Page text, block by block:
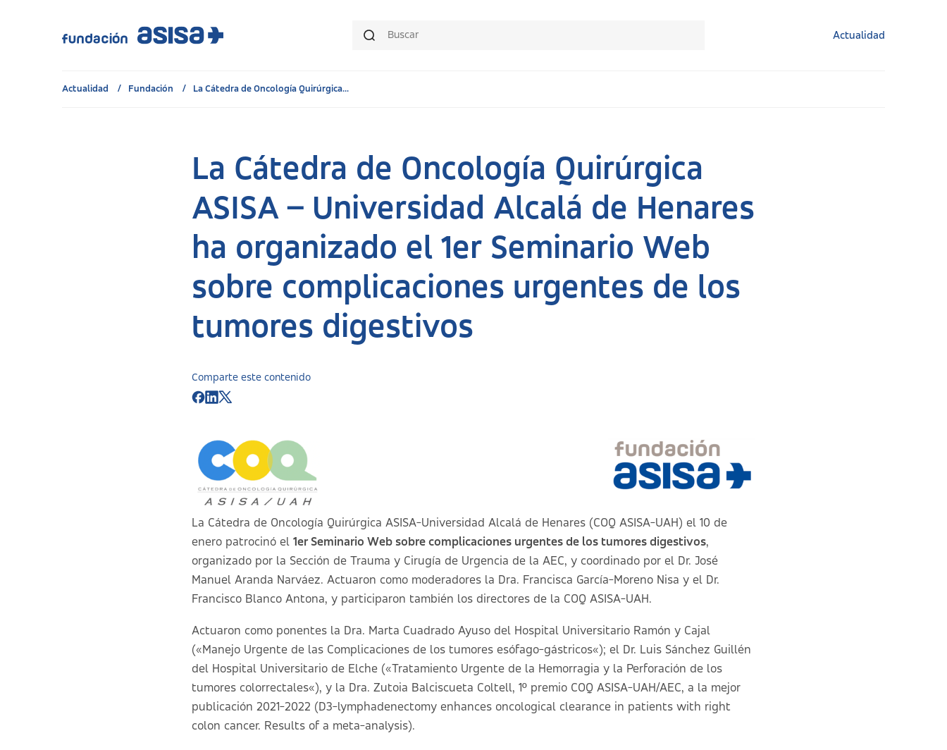
Actualidad
Actualidad Fundación La Cátedra de Oncología Quirúrgica...
La Cátedra de Oncología Quirúrgica
ASISA – Universidad Alcalá de Henares
ha organizado el 1er Seminario Web
sobre complicaciones urgentes de los
tumores digestivos
Comparte este contenido
La Cátedra de Oncología Quirúrgica ASISA-Universidad Alcalá de Henares (COQ ASISA-UAH) el 10 de
enero patrocinó el 1erSeminario Web sobre complicaciones urgentes de los tumores digestivos,
organizado por la Sección de Trauma y Cirugía de Urgencia de la AEC, y coordinado por el Dr. José
Manuel Aranda Narváez. Actuaron como moderadores la Dra. Francisca García-Moreno Nisa y el Dr.
Francisco Blanco Antona, y participaron también los directores de la COQ ASISA-UAH.
Actuaron como ponentes la Dra. Marta Cuadrado Ayuso del Hospital Universitario Ramón y Cajal
(«Manejo Urgente de las Complicaciones de los tumores esófago-gástricos«); el Dr. Luis Sánchez Guillén
del Hospital Universitario de Elche («Tratamiento Urgente de la Hemorragia y la Perforación de los
tumores colorrectales«), y la Dra. Zutoia Balciscueta Coltell, 1º premio COQ ASISA-UAH/AEC, a la mejor
publicación 2021-2022 (D3-lymphadenectomy enhances oncological clearance in patients with right
colon cancer. Results of a meta-analysis).